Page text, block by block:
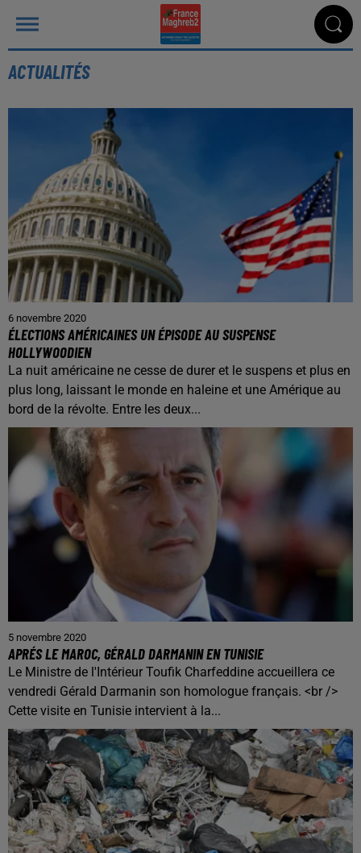
ACTUALITÉS
6 novembre 2020
ÉLECTIONS AMÉRICAINES UN ÉPISODE AU SUSPENSE
HOLLYWOODIEN
La nuit américaine ne cesse de durer et le suspens et plus en
plus long, laissant le monde en haleine et une Amérique au
bord de la révolte. Entre les deux...
5 novembre 2020
APRÉS LE MAROC, GÉRALD DARMANIN EN TUNISIE
Le Ministre de l'Intérieur Toufik Charfeddine accueillera ce
vendredi Gérald Darmanin son homologue français. <br />
Cette visite en Tunisie intervient à la...